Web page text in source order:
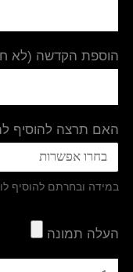
הוספת הקדשה (לא
האם תרצה להוסיף
במידה ובחרתם להוסיף
העלה תמונה